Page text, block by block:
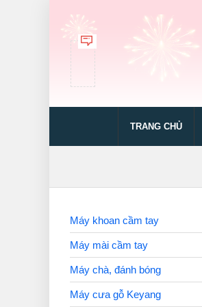
TRANG CHỦ
Máy khoan cầm tay
Máy mài cầm tay
Máy chà, đánh bóng
Máy cưa gỗ Keyang